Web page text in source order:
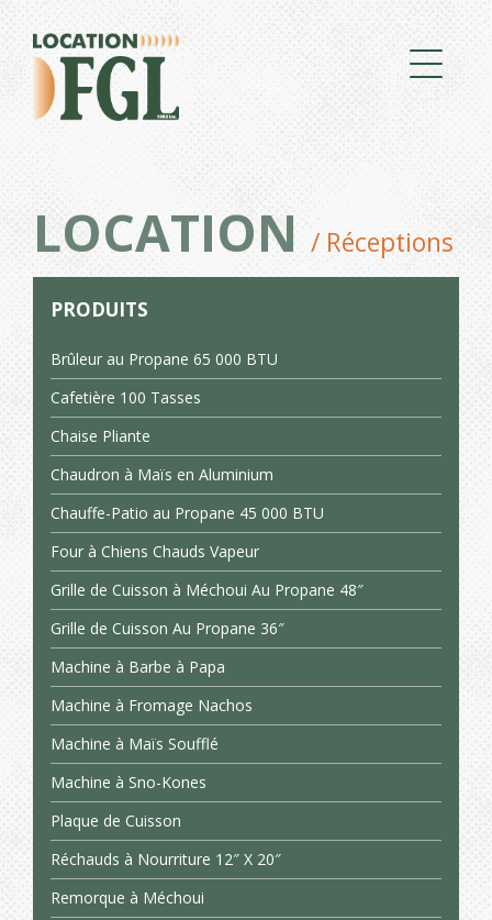
LOCATION / Réceptions
PRODUITS
Brûleur au Propane 65 000 BTU
Cafetière 100 Tasses
Chaise Pliante
Chaudron à Maïs en Aluminium
Chauffe-Patio au Propane 45 000 BTU
Four à Chiens Chauds Vapeur
Grille de Cuisson à Méchoui Au Propane 48″
Grille de Cuisson Au Propane 36″
Machine à Barbe à Papa
Machine à Fromage Nachos
Machine à Maïs Soufflé
Machine à Sno-Kones
Plaque de Cuisson
Réchauds à Nourriture 12″ X 20″
Remorque à Méchoui